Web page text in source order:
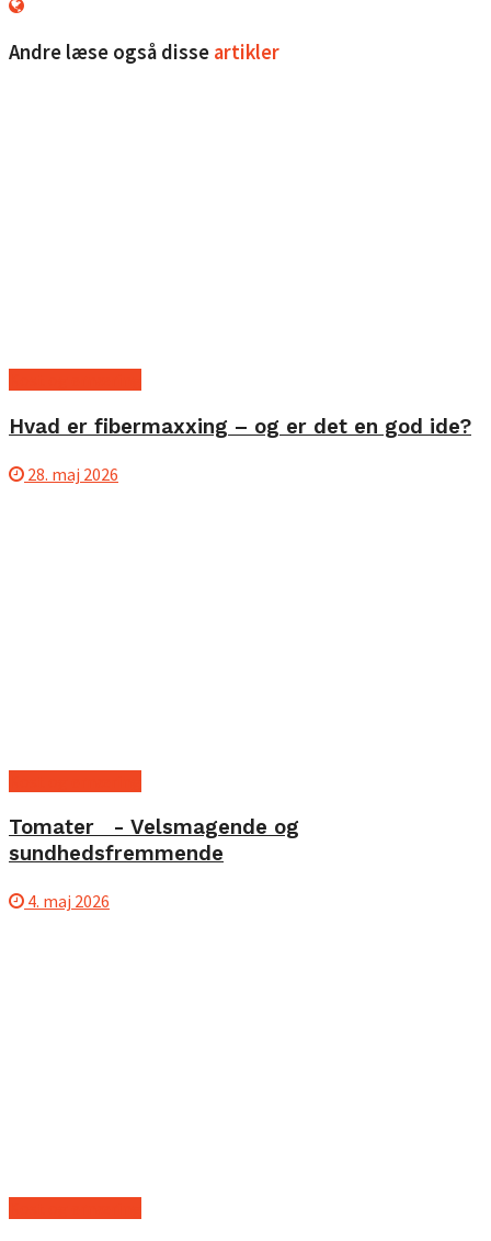
Andre læse også disse artikler
Hvad er fibermaxxing – og er det en god ide?
28. maj 2026
Tomater - Velsmagende og
sundhedsfremmende
4. maj 2026